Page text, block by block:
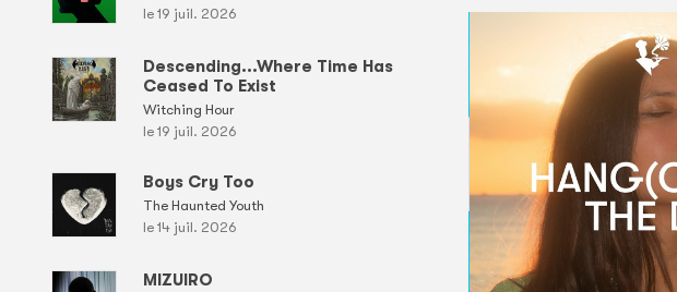
le 19 juil. 2026
Descending...Where Time Has
Ceased To Exist
Witching Hour
le 19 juil. 2026
Boys Cry Too
The Haunted Youth
le 14 juil. 2026
MIZUIRO